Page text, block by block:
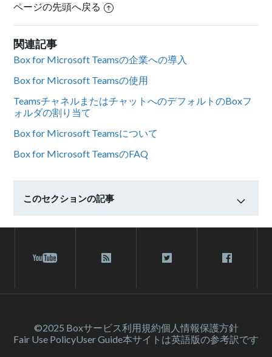
ページの先頭へ戻る
関連記事
Box for Microsoft Teamsの企業への導入
Box for Microsoft Teamsの使用
TeamsチャネルまたはチャットへのデフォルトのBoxフ
ォルダの割り当て
Box for Microsoft Teamsについて
Box for Microsoft TeamsのFAQ
このセクションの記事
©2025 Boxサービス利⽤規約個人情報保護方針
Fair Use PolicyUser Guide本サイトは英語版の参考訳です